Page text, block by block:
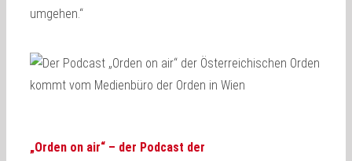
umgehen.“
„Orden on air“ – der Podcast der